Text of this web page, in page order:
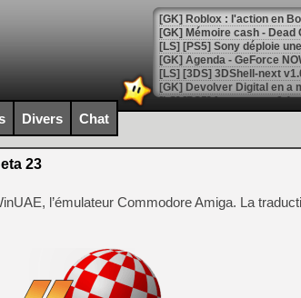
[GK] Roblox : l'action en
[GK] Agenda - GeForce
[GK] Devolver Digital en a
[LS] [PS5] ps5-y2jb-
[GK] Pourquoi Marvel
[GK] Test : Restory : Chill
[GK] GTA 6 : Rockstar
[GK] Hot Wheels Infinite
[GK] Mémoire cash -
[GK] Résultats Nintendo :
[GK] Déjà des
[Mo5] Brickboy cherche à
[GK] Minecraft et ses «
Divers Chat
23
l’émulateur Commodore Amiga. La